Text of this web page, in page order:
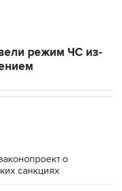
режим ЧС из-
о
санкциях